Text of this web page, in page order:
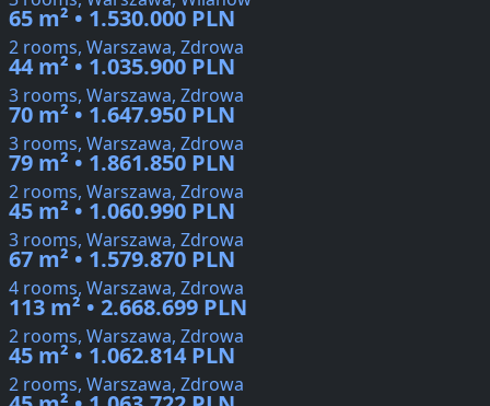
65 m² • 1.530.000 PLN
2 rooms, Warszawa, Zdrowa
44 m² • 1.035.900 PLN
3 rooms, Warszawa, Zdrowa
70 m² • 1.647.950 PLN
3 rooms, Warszawa, Zdrowa
79 m² • 1.861.850 PLN
2 rooms, Warszawa, Zdrowa
45 m² • 1.060.990 PLN
3 rooms, Warszawa, Zdrowa
67 m² • 1.579.870 PLN
4 rooms, Warszawa, Zdrowa
113 m² • 2.668.699 PLN
2 rooms, Warszawa, Zdrowa
45 m² • 1.062.814 PLN
2 rooms, Warszawa, Zdrowa